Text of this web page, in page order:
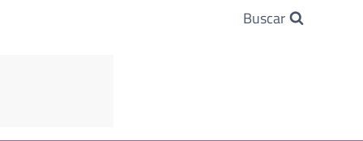
Buscar